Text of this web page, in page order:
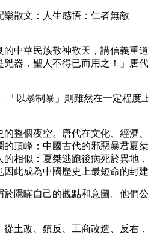
散文：人生感悟：仁者無敵
中華民族敬神敬天，講信義重
器，聖人不得已而用之！」唐
以暴制暴」則雖然在一定程度
整個夜空。唐代在文化、經濟
頂峰；中國古代的邪惡暴君夏
相似：夏桀逃跑後病死於異地
此成為中國歷史上最短命的封建
隱瞞自己的觀點和意圖。他們
土改、鎮反、工商改造、反右